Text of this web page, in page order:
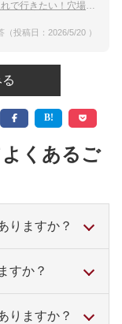
たい！穴場な宿のおすすめは？
投稿日：2026/5/20 ）
くあるご
りますか？
と美味に和
すか？
りますか？